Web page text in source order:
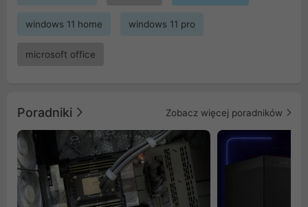
windows 11 home windows 11 pro
microsoft office
Poradniki Zobacz więcej poradników